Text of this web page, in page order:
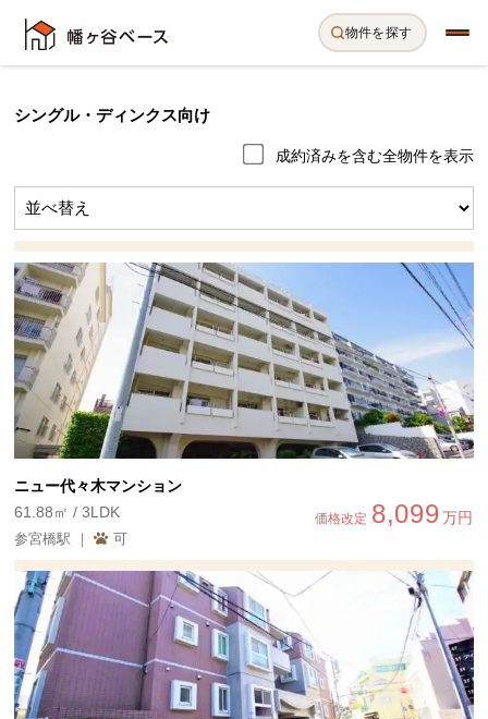
物件を探す
シングル・ディンクス向け
成約済みを含む全物件を表示
ニュー代々木マンション
価格改定 8,099万円
61.88㎡ / 3LDK
参宮橋駅 ｜ 可